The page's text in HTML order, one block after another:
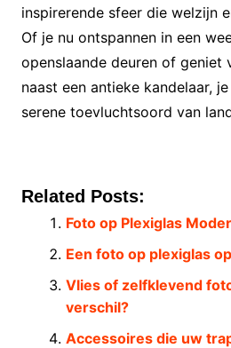
inspirerende sfeer die welzijn
Of je nu ontspannen in een
openslaande deuren of geniet
naast een antieke kandelaar,
serene toevluchtsoord van
Related Posts:
Foto op Plexiglas
Een foto op plexiglas
Vlies of zelfklevend
verschil?
Accessoires die uw